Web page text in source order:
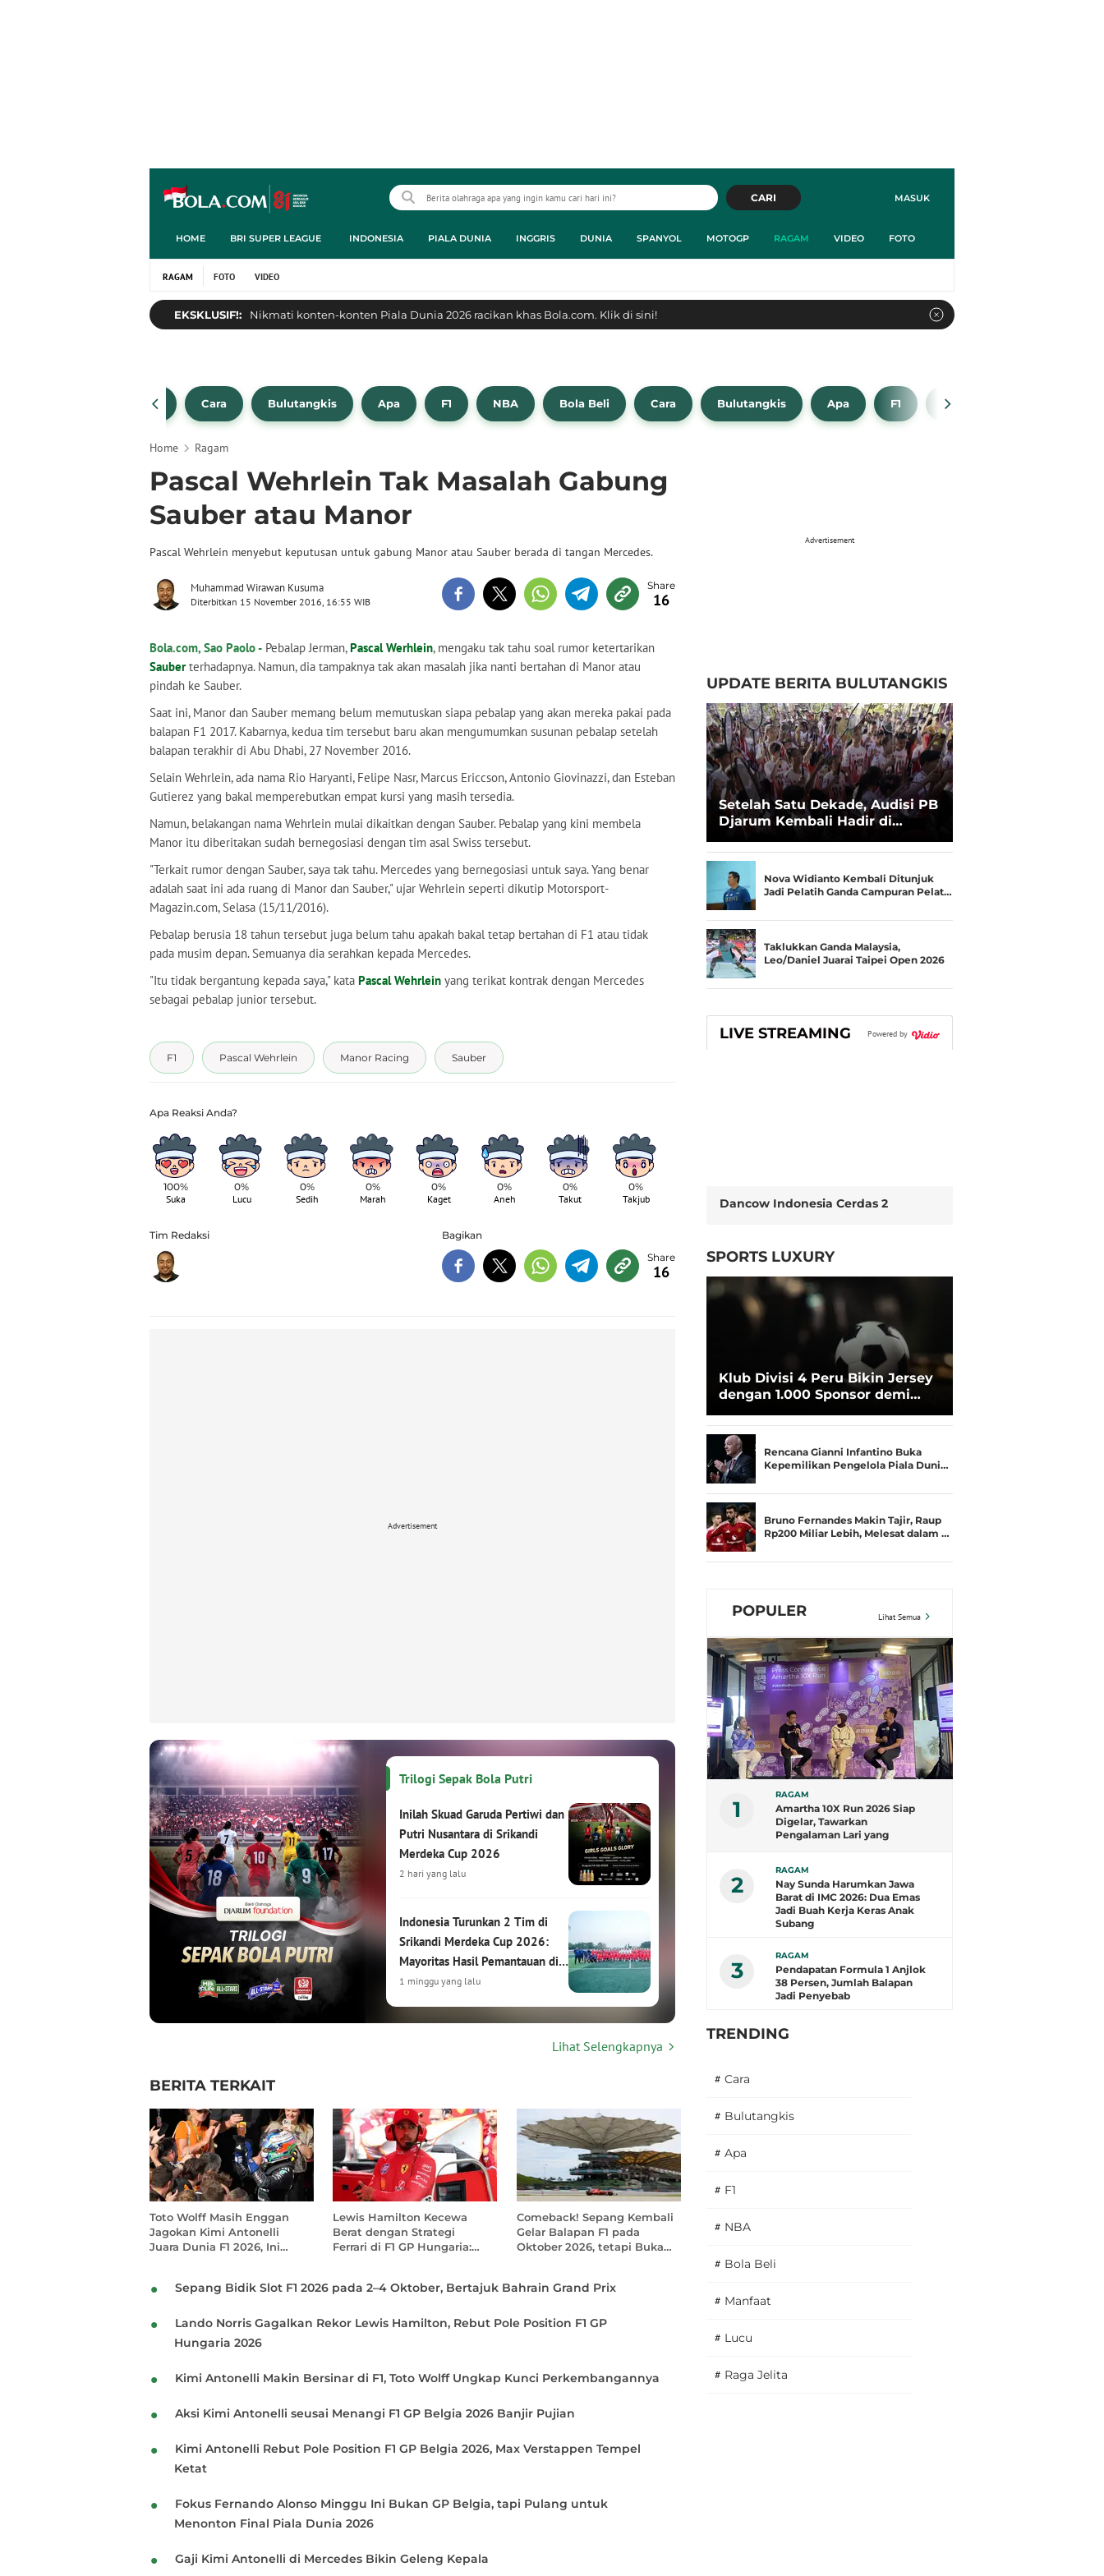
MASUK
CARI
HOME BRI SUPER LEAGUE INDONESIA PIALA DUNIA INGGRIS DUNIA SPANYOL MOTOGP RAGAM VIDEO FOTO
RAGAM FOTO VIDEO
EKSKLUSIF!: Nikmati konten-konten Piala Dunia 2026 racikan khas Bola.com. Klik di sini!
Bola Beli Cara Bulutangkis Apa F1 NBA Bola Beli Cara Bulutangkis Apa F1 NBA
Home Ragam
Pascal Wehrlein Tak Masalah Gabung
Sauber atau Manor
Pascal Wehrlein menyebut keputusan untuk gabung Manor atau Sauber berada di tangan Mercedes.
Muhammad Wirawan Kusuma
Diterbitkan 15 November 2016, 16:55 WIB 16
Bola.com, Sao Paolo - Pebalap Jerman,Pascal Werhlein, mengaku tak tahu soal rumor ketertarikan
Sauberterhadapnya. Namun, dia tampaknya tak akan masalah jika nanti bertahan di Manor atau
pindah ke Sauber.
Saat ini, Manor dan Sauber memang belum memutuskan siapa pebalap yang akan mereka pakai pada
balapan F1 2017. Kabarnya, kedua tim tersebut baru akan mengumumkan susunan pebalap setelah
balapan terakhir di Abu Dhabi, 27 November 2016.
Selain Wehrlein, ada nama Rio Haryanti, Felipe Nasr, Marcus Ericcson, Antonio Giovinazzi, dan Esteban
Gutierez yang bakal memperebutkan empat kursi yang masih tersedia.
Namun, belakangan nama Wehrlein mulai dikaitkan dengan Sauber. Pebalap yang kini membela
Manor itu diberitakan sudah bernegosiasi dengan tim asal Swiss tersebut.
"Terkait rumor dengan Sauber, saya tak tahu. Mercedes yang bernegosiasi untuk saya. Yang benar
adalah saat ini ada ruang di Manor dan Sauber," ujar Wehrlein seperti dikutip Motorsport-
Magazin.com, Selasa (15/11/2016).
Pebalap berusia 18 tahun tersebut juga belum tahu apakah bakal tetap bertahan di F1 atau tidak
pada musim depan. Semuanya dia serahkan kepada Mercedes.
"Itu tidak bergantung kepada saya," kata Pascal Wehrlein yang terikat kontrak dengan Mercedes
sebagai pebalap junior tersebut.
F1 Pascal Wehrlein Manor Racing Sauber
100%
Suka
0%
Lucu
0%
Sedih
0%
Marah
0%
Kaget
0%
Aneh
0%
Takut
0%
Takjub
Tim Redaksi Bagikan
16
Advertisement
Trilogi Sepak Bola Putri
Inilah Skuad Garuda Pertiwi dan
Putri Nusantara di Srikandi
Merdeka Cup 2026
2 hari yang lalu
Indonesia Turunkan 2 Tim di
Srikandi Merdeka Cup 2026:
Mayoritas Hasil Pemantauan di
HYDROPLUS Soccer League
1 minggu yang lalu
Hasil Drawing Srikandi Merdeka
Cup 2026: Garuda Pertiwi
Bertemu Malaysia, Putri
Nusantara Hadapi Thailand
2 minggu yang lalu
Bakti Olahraga Djarum
Srikandi Merdeka Cup 2026 di
Hadapi 6 Tim Asia
Soccer League All-Stars
Tangan, dan Mimpi yang Tak
3 minggu yang lalu
HYDROPLUS Soccer League All-
Ajang Berburu Gelar, Konsistensi
Dua Jalan, Satu Tujuan:
Lihat Selengkapnya
BERITA TERKAIT
Toto Wolff Masih Enggan
Jagokan Kimi Antonelli
Juara Dunia F1 2026, Ini
Lewis Hamilton Kecewa
Berat dengan Strategi
Ferrari di F1 GP Hungaria:
Comeback! Sepang Kembali
Gelar Balapan F1 pada
Oktober 2026, tetapi Bukan
Sepang Bidik Slot F1 2026 pada 2–4 Oktober, Bertajuk Bahrain Grand Prix
Lando Norris Gagalkan Rekor Lewis Hamilton, Rebut Pole Position F1 GP
Hungaria 2026
Kimi Antonelli Makin Bersinar di F1, Toto Wolff Ungkap Kunci Perkembangannya
Aksi Kimi Antonelli seusai Menangi F1 GP Belgia 2026 Banjir Pujian
Kimi Antonelli Rebut Pole Position F1 GP Belgia 2026, Max Verstappen Tempel
Ketat
Fokus Fernando Alonso Minggu Ini Bukan GP Belgia, tapi Pulang untuk
Menonton Final Piala Dunia 2026
Gaji Kimi Antonelli di Mercedes Bikin Geleng Kepala
Advertisement
UPDATE BERITA BULUTANGKIS
Setelah Satu Dekade, Audisi PB
Djarum Kembali Hadir di
Talenta Super
Nova Widianto Kembali Ditunjuk
Jadi Pelatih Ganda Campuran Pelat…
Taklukkan Ganda Malaysia,
Leo/Daniel Juarai Taipei Open 2026
LIVE STREAMING Powered by
Dancow Indonesia Cerdas 2
SPORTS LUXURY
Klub Divisi 4 Peru Bikin Jersey
dengan 1.000 Sponsor demi
Rencana Gianni Infantino Buka
Kepemilikan Pengelola Piala Duni…
Bruno Fernandes Makin Tajir, Raup
Rp200 Miliar Lebih, Melesat dalam …
POPULER Lihat Semua
1
RAGAM
Amartha 10X Run 2026 Siap
Digelar, Tawarkan
Pengalaman Lari yang
2
RAGAM
Nay Sunda Harumkan Jawa
Barat di IMC 2026: Dua Emas
Jadi Buah Kerja Keras Anak
Subang
3
RAGAM
Pendapatan Formula 1 Anjlok
38 Persen, Jumlah Balapan
Jadi Penyebab
TRENDING
# Cara
# Bulutangkis
# Apa
# F1
# NBA
# Bola Beli
# Manfaat
# Lucu
# Raga Jelita